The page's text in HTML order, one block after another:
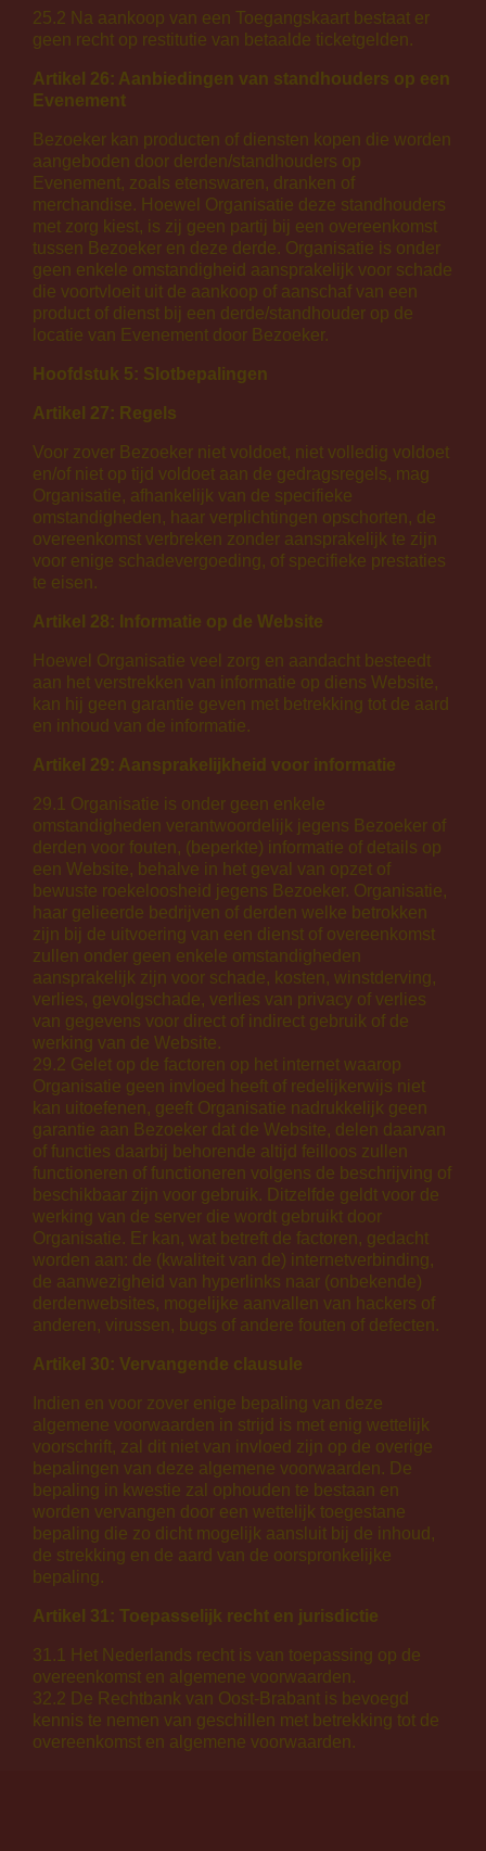
25.2 Na aankoop van een Toegangskaart bestaat er
geen recht op restitutie van betaalde ticketgelden.
Artikel 26: Aanbiedingen van standhouders op een
Evenement
Bezoeker kan producten of diensten kopen die worden
aangeboden door derden/standhouders op
Evenement, zoals etenswaren, dranken of
merchandise. Hoewel Organisatie deze standhouders
met zorg kiest, is zij geen partij bij een overeenkomst
tussen Bezoeker en deze derde. Organisatie is onder
geen enkele omstandigheid aansprakelijk voor schade
die voortvloeit uit de aankoop of aanschaf van een
product of dienst bij een derde/standhouder op de
locatie van Evenement door Bezoeker.
Hoofdstuk 5: Slotbepalingen
Artikel 27: Regels
Voor zover Bezoeker niet voldoet, niet volledig voldoet
en/of niet op tijd voldoet aan de gedragsregels, mag
Organisatie, afhankelijk van de specifieke
omstandigheden, haar verplichtingen opschorten, de
overeenkomst verbreken zonder aansprakelijk te zijn
voor enige schadevergoeding, of specifieke prestaties
te eisen.
Artikel 28: Informatie op de Website
Hoewel Organisatie veel zorg en aandacht besteedt
aan het verstrekken van informatie op diens Website,
kan hij geen garantie geven met betrekking tot de aard
en inhoud van de informatie.
Artikel 29: Aansprakelijkheid voor informatie
29.1 Organisatie is onder geen enkele
omstandigheden verantwoordelijk jegens Bezoeker of
derden voor fouten, (beperkte) informatie of details op
een Website, behalve in het geval van opzet of
bewuste roekeloosheid jegens Bezoeker. Organisatie,
haar gelieerde bedrijven of derden welke betrokken
zijn bij de uitvoering van een dienst of overeenkomst
zullen onder geen enkele omstandigheden
aansprakelijk zijn voor schade, kosten, winstderving,
verlies, gevolgschade, verlies van privacy of verlies
van gegevens voor direct of indirect gebruik of de
werking van de Website.
29.2 Gelet op de factoren op het internet waarop
Organisatie geen invloed heeft of redelijkerwijs niet
kan uitoefenen, geeft Organisatie nadrukkelijk geen
garantie aan Bezoeker dat de Website, delen daarvan
of functies daarbij behorende altijd feilloos zullen
functioneren of functioneren volgens de beschrijving of
beschikbaar zijn voor gebruik. Ditzelfde geldt voor de
werking van de server die wordt gebruikt door
Organisatie. Er kan, wat betreft de factoren, gedacht
worden aan: de (kwaliteit van de) internetverbinding,
de aanwezigheid van hyperlinks naar (onbekende)
derdenwebsites, mogelijke aanvallen van hackers of
anderen, virussen, bugs of andere fouten of defecten.
Artikel 30: Vervangende clausule
Indien en voor zover enige bepaling van deze
algemene voorwaarden in strijd is met enig wettelijk
voorschrift, zal dit niet van invloed zijn op de overige
bepalingen van deze algemene voorwaarden. De
bepaling in kwestie zal ophouden te bestaan en
worden vervangen door een wettelijk toegestane
bepaling die zo dicht mogelijk aansluit bij de inhoud,
de strekking en de aard van de oorspronkelijke
bepaling.
Artikel 31: Toepasselijk recht en jurisdictie
31.1 Het Nederlands recht is van toepassing op de
overeenkomst en algemene voorwaarden.
32.2 De Rechtbank van Oost-Brabant is bevoegd
kennis te nemen van geschillen met betrekking tot de
overeenkomst en algemene voorwaarden.